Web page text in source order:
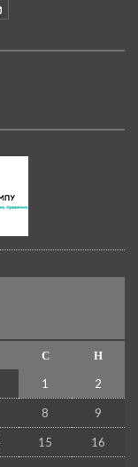
С
Н
1
2
8 9
15 16